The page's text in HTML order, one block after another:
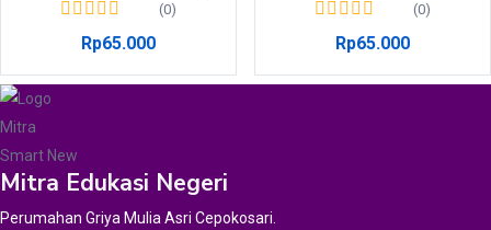
(0)
Rp65.000
(0)
Rp65.000
Mitra Edukasi Negeri
Perumahan Griya Mulia Asri Cepokosari.